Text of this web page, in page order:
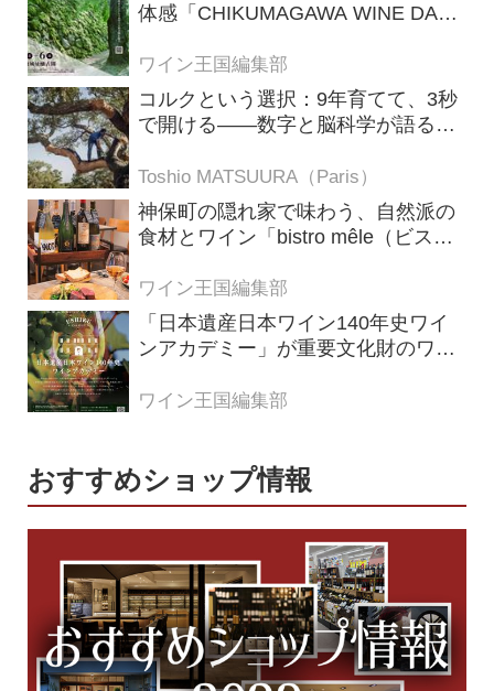
体感「CHIKUMAGAWA WINE DAYS
ワイン王国編集部
コルクという選択：9年育てて、3秒
で開ける——数字と脳科学が語る栓
Toshio MATSUURA（Paris）
神保町の隠れ家で味わう、自然派の
食材とワイン「bistro mêle（ビスト
ワイン王国編集部
「日本遺産日本ワイン140年史ワイ
ンアカデミー」が重要文化財のワイ
（2026年6月28日応募締め切り）
ワイン王国編集部
おすすめショップ情報